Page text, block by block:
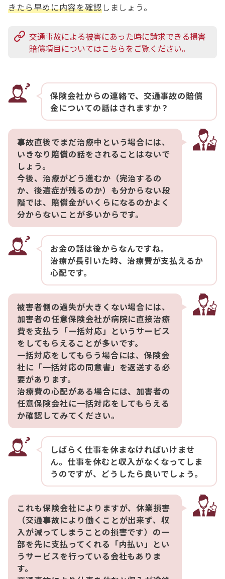
きたら早めに内容を確認しましょう。
交通事故による被害にあった時に請求できる損害
賠償項目についてはこちらをご覧ください。
保険会社からの連絡で、交通事故の賠償
金についての話はされますか？
事故直後でまだ治療中という場合には、
いきなり賠償の話をされることはないで
しょう。
今後、治療がどう進むか（完治するの
か、後遺症が残るのか）も分からない段
階では、賠償金がいくらになるのかよく
分からないことが多いからです。
お金の話は後からなんですね。
治療が長引いた時、治療費が支払えるか
心配です。
被害者側の過失が大きくない場合には、
加害者の任意保険会社が病院に直接治療
費を支払う「一括対応」というサービス
をしてもらえることが多いです。
一括対応をしてもらう場合には、保険会
社に「一括対応の同意書」を返送する必
要があります。
治療費の心配がある場合には、加害者の
任意保険会社に一括対応をしてもらえる
か確認してみてください。
しばらく仕事を休まなければいけませ
ん。仕事を休むと収入がなくなってしま
うのですが、どうしたら良いでしょう。
これも保険会社によりますが、休業損害
（交通事故により働くことが出来ず、収
入が減ってしまうことの損害です）の一
部を先に支払ってくれる「内払い」とい
うサービスを行っている会社もありま
す。